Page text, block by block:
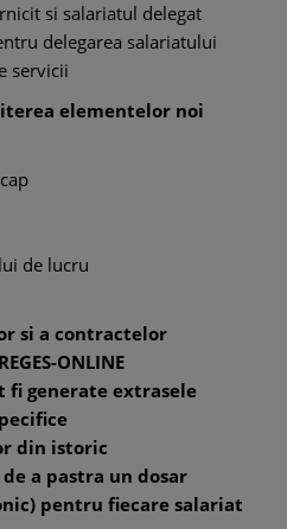
si salariatul delegat
delegarea salariatului
servicii
elementelor noi
de lucru
si a contractelor
ONLINE
fi generate extrasele
din istoric
a pastra un dosar
pentru fiecare salariat